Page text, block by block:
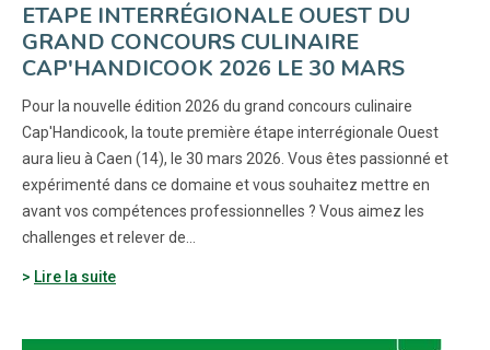
ETAPE INTERRÉGIONALE OUEST DU
GRAND CONCOURS CULINAIRE
CAP'HANDICOOK 2026 LE 30 MARS
Pour la nouvelle édition 2026 du grand concours culinaire
Cap'Handicook, la toute première étape interrégionale Ouest
aura lieu à Caen (14), le 30 mars 2026. Vous êtes passionné et
expérimenté dans ce domaine et vous souhaitez mettre en
avant vos compétences professionnelles ? Vous aimez les
challenges et relever de…
Lire la suite